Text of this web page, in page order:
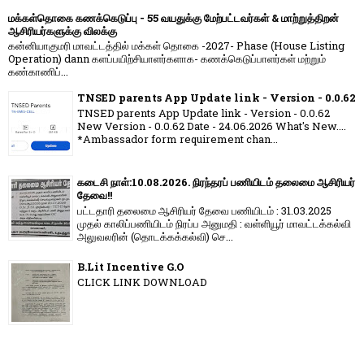
மக்கள்தொகை கணக்கெடுப்பு - 55 வயதுக்கு மேற்பட்டவர்கள் & மாற்றுத்திறன்
ஆசிரியர்களுக்கு விலக்கு
கன்னியாகுமரி மாவட்டத்தில் மக்கள் தொகை -2027- Phase (House Listing
Operation) dann களப்பயிற்சியாளர்களாக- கணக்கெடுப்பாளர்கள் மற்றும்
கண்காணிப்...
TNSED parents App Update link - Version - 0.0.62
TNSED parents App Update link - Version - 0.0.62
New Version - 0.0.62 Date - 24.06.2026 What's New....
*Ambassador form requirement chan...
கடைசி நாள்:10.08.2026. நிரந்தரப் பணியிடம் தலைமை ஆசிரியர்
தேவை!!
பட்டதாரி தலைமை ஆசிரியர் தேவை பணியிடம் : 31.03.2025
முதல் காலிப்பணியிடம் நிரப்ப அனுமதி : வள்ளியூர் மாவட்டக்கல்வி
அலுவலரின் (தொடக்கக்கல்வி) செ...
B.Lit Incentive G.O
CLICK LINK DOWNLOAD